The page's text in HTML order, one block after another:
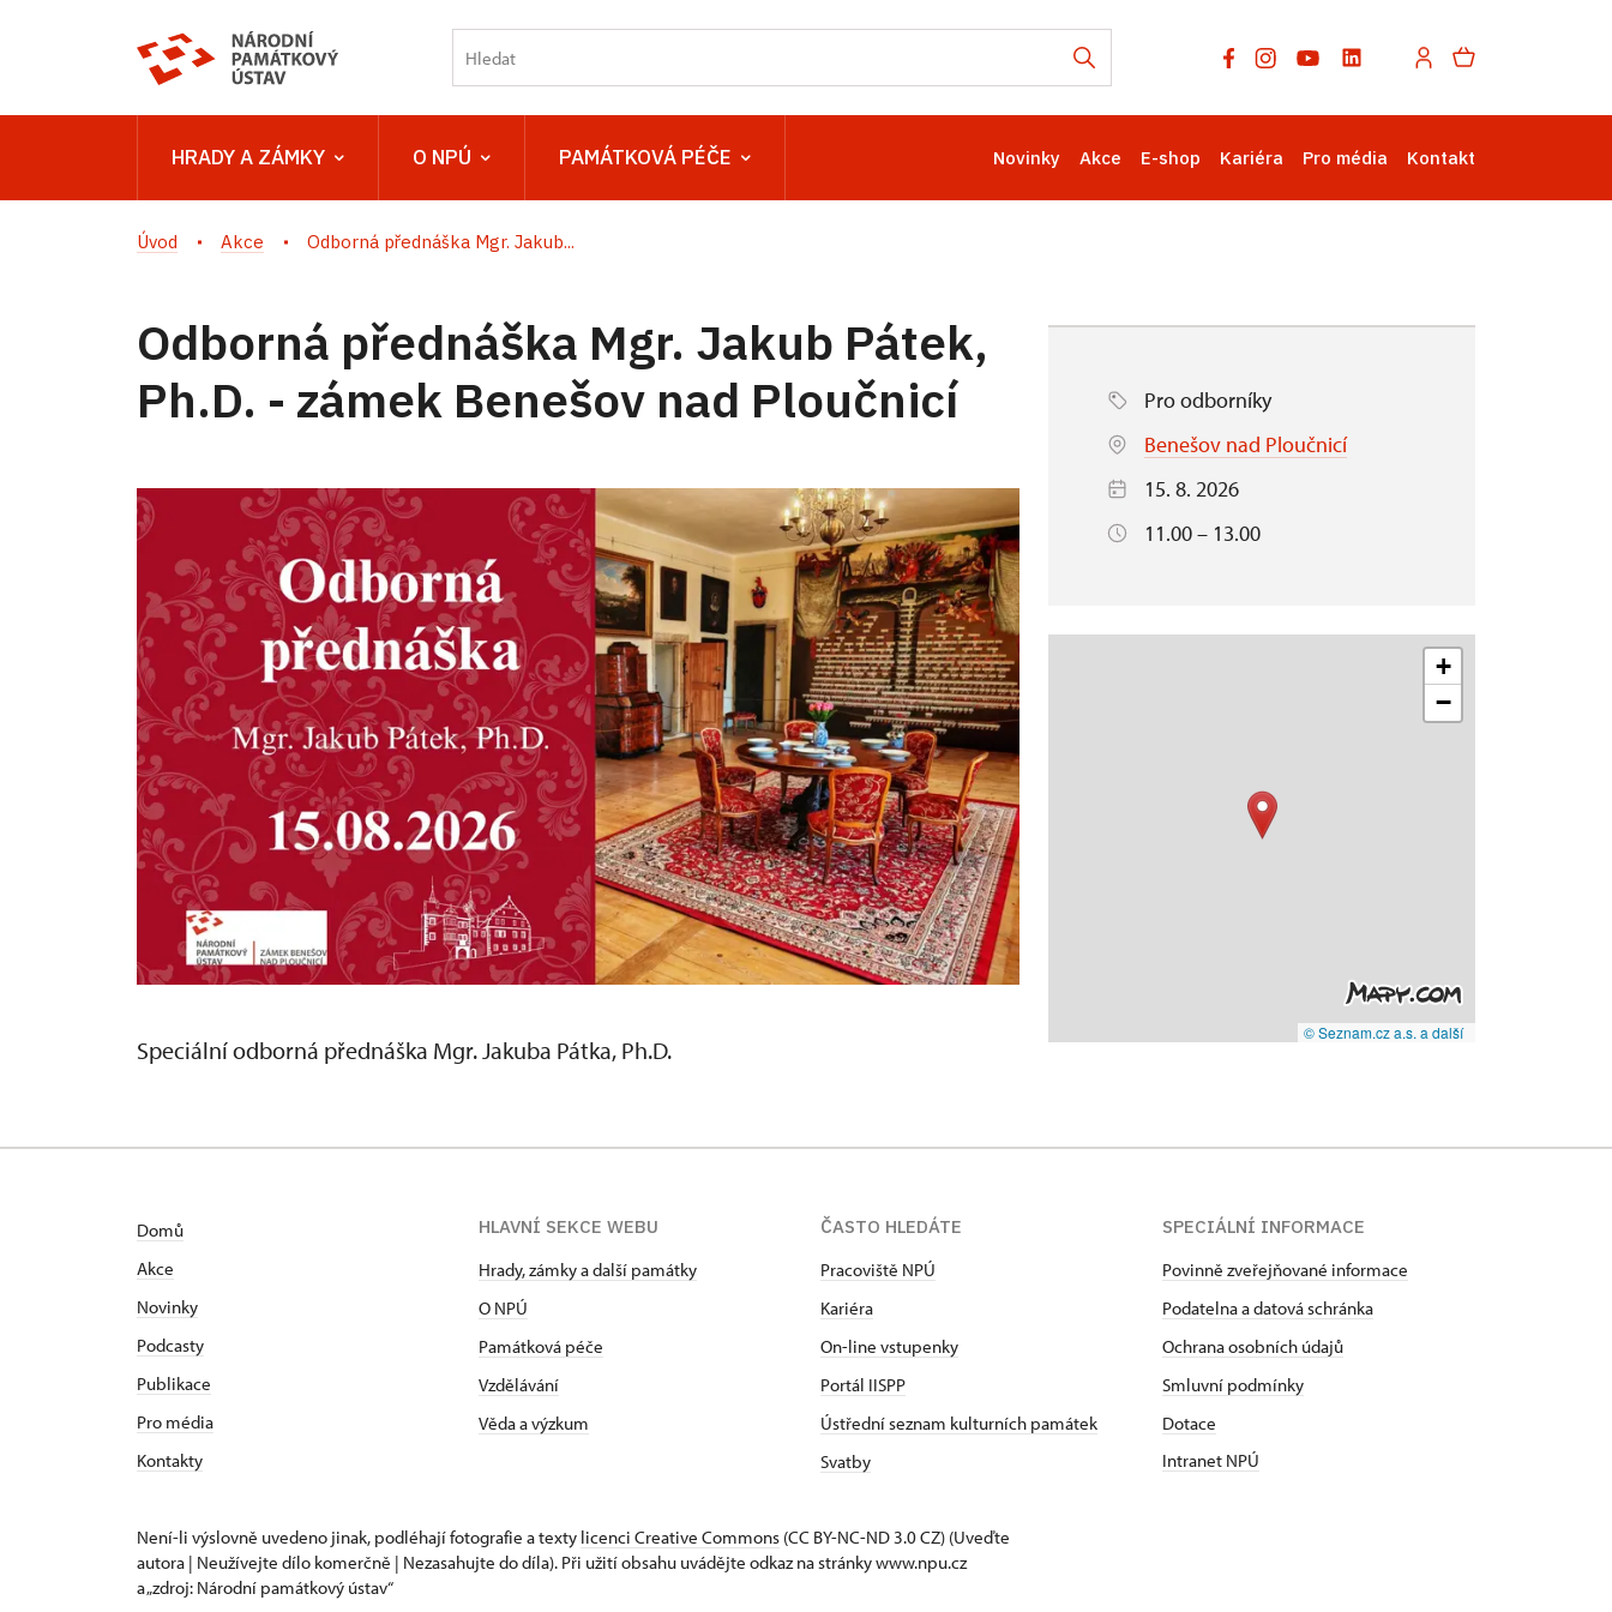
HRADY A ZÁMKY O NPÚ PAMÁTKOVÁ PÉČE Novinky Akce E-shop Kariéra Pro média Kontakt
Úvod Akce Odborná přednáška Mgr. Jakub...
Odborná přednáška Mgr. Jakub Pátek,
Ph.D. - zámek Benešov nad Ploučnicí
Speciální odborná přednáška Mgr. Jakuba Pátka, Ph.D.
Pro odborníky
Benešov nad Ploučnicí
15. 8. 2026
11.00 – 13.00
+
−
© Seznam.cz a.s. a další
Domů
Akce
Novinky
Podcasty
Publikace
Pro média
Kontakty
HLAVNÍ SEKCE WEBU
Hrady, zámky a další památky
O NPÚ
Památková péče
Vzdělávání
Věda a výzkum
ČASTO HLEDÁTE
Pracoviště NPÚ
Kariéra
On-line vstupenky
Portál IISPP
Ústřední seznam kulturních památek
Svatby
SPECIÁLNÍ INFORMACE
Povinně zveřejňované informace
Podatelna a datová schránka
Ochrana osobních údajů
Smluvní podmínky
Dotace
Intranet NPÚ
Není-li výslovně uvedeno jinak, podléhají fotografie a texty licenci Creative Commons (CC BY-NC-ND 3.0 CZ) (Uveďte
autora | Neužívejte dílo komerčně | Nezasahujte do díla). Při užití obsahu uvádějte odkaz na stránky www.npu.cz
a „zdroj: Národní památkový ústav“